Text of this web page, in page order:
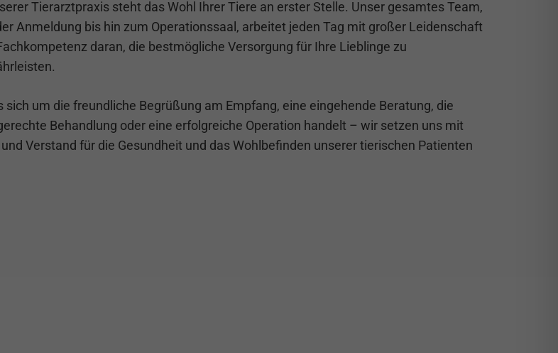
Tierarztpraxis steht das Wohl Ihrer Tiere an erster Stelle. Unser gesamtes Team,
Anmeldung bis hin zum Operationssaal, arbeitet jeden Tag mit großer Leidenschaft
daran, die bestmögliche Versorgung für Ihre Lieblinge zu
sich um die freundliche Begrüßung am Empfang, eine eingehende Beratung, die
Behandlung oder eine erfolgreiche Operation handelt – wir setzen uns mit
Verstand für die Gesundheit und das Wohlbefinden unserer tierischen Patienten